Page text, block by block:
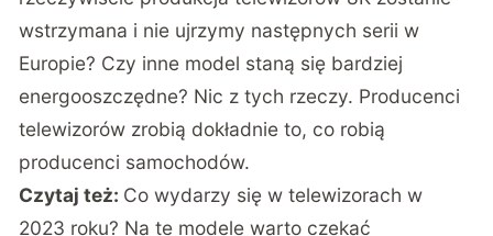
wstrzymana i nie ujrzymy następnych serii w
Europie? Czy inne model staną się bardziej
energooszczędne? Nic z tych rzeczy. Producenci
telewizorów zrobią dokładnie to, co robią
producenci samochodów.
Czytaj też: Co wydarzy się w telewizorach w
2023 roku? Na te modele warto czekać